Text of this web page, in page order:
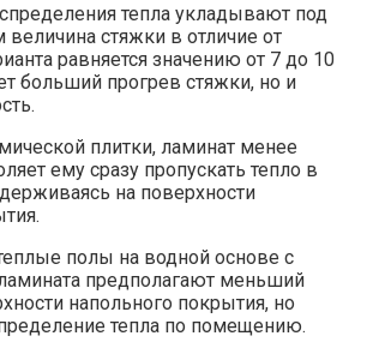
тепла укладывают под
величина стяжки в отличие от
равняется значению от 7 до 10
больший прогрев стяжки, но и
плитки, ламинат менее
ему сразу пропускать тепло в
на поверхности
полы на водной основе с
предполагают меньший
напольного покрытия, но
тепла по помещению.